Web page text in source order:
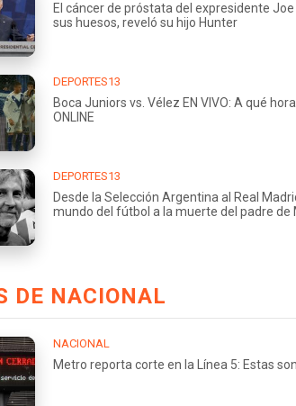
El cáncer de próstata del expresidente
sus huesos, reveló su hijo Hunter
DEPORTES13
Boca Juniors vs. Vélez EN VIVO: A qué
ONLINE
DEPORTES13
Desde la Selección Argentina al Real
mundo del fútbol a la muerte del padre de
DE NACIONAL
NACIONAL
Metro reporta corte en la Línea 5: Estas